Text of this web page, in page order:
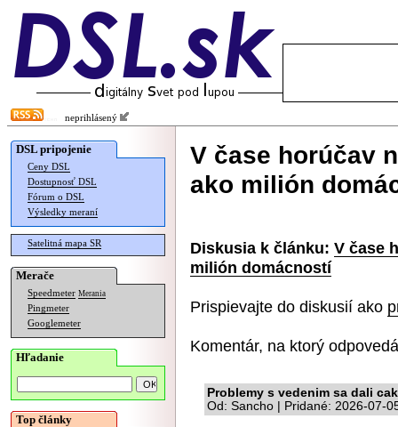
neprihlásený
DSL pripojenie
Ceny DSL
Dostupnosť DSL
Fórum o DSL
Výsledky meraní
Satelitná mapa SR
Merače
Speedmeter Merania
Pingmeter
Googlemeter
Hľadanie
Top články
V čase horúčav
ako milión
Diskusia k článku: V čase
milión domácností
Prispievajte do diskusií ako
Komentár, na ktorý
Problemy s vedenim sa dali
Od: Sancho | Pridané: 2026-07-